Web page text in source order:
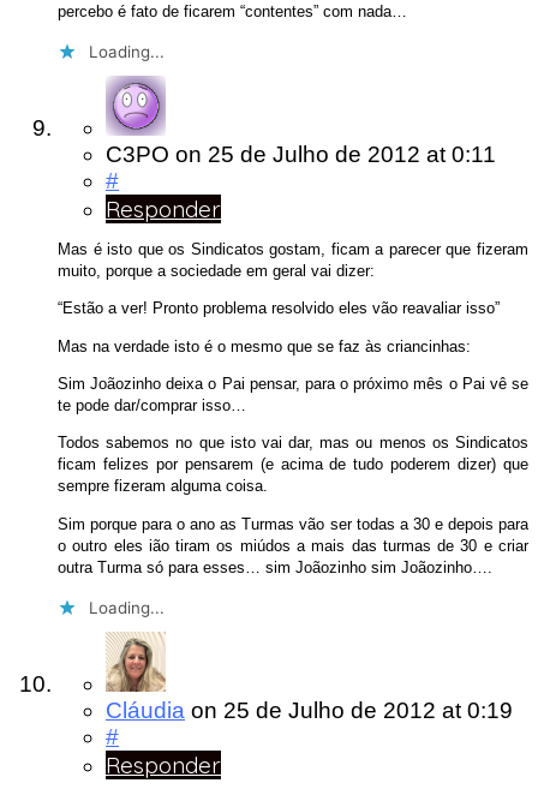
percebo é fato de ficarem “contentes” com nada…
Loading...
C3PO on 25 de Julho de 2012 at 0:11
#
Responder
Mas é isto que os Sindicatos gostam, ficam a parecer que fizeram
muito, porque a sociedade em geral vai dizer:
“Estão a ver! Pronto problema resolvido eles vão reavaliar isso”
Mas na verdade isto é o mesmo que se faz às criancinhas:
Sim Joãozinho deixa o Pai pensar, para o próximo mês o Pai vê se
te pode dar/comprar isso…
Todos sabemos no que isto vai dar, mas ou menos os Sindicatos
ficam felizes por pensarem (e acima de tudo poderem dizer) que
sempre fizeram alguma coisa.
Sim porque para o ano as Turmas vão ser todas a 30 e depois para
o outro eles ião tiram os miúdos a mais das turmas de 30 e criar
outra Turma só para esses… sim Joãozinho sim Joãozinho….
Loading...
Cláudia on 25 de Julho de 2012 at 0:19
#
Responder